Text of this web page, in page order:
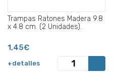
Trampas Ratones Madera 9.8
x 4.8 cm. (2 Unidades).
1,45€
+detalles